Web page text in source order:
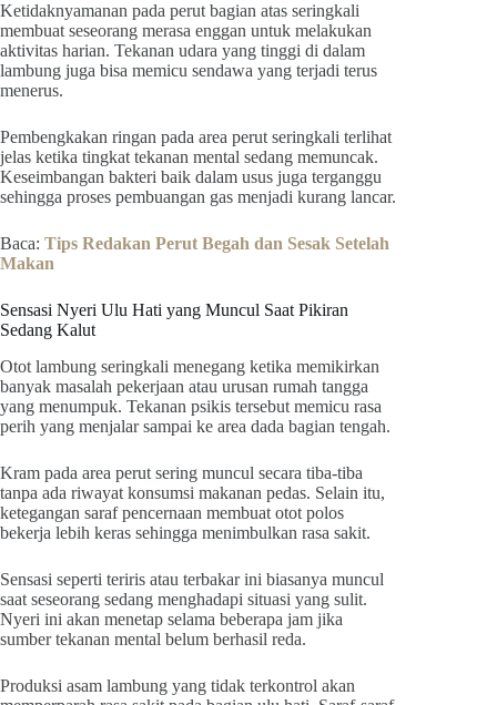
Ketidaknyamanan pada perut bagian atas seringkali
membuat seseorang merasa enggan untuk melakukan
aktivitas harian. Tekanan udara yang tinggi di dalam
lambung juga bisa memicu sendawa yang terjadi terus
menerus.
Pembengkakan ringan pada area perut seringkali terlihat
jelas ketika tingkat tekanan mental sedang memuncak.
Keseimbangan bakteri baik dalam usus juga terganggu
sehingga proses pembuangan gas menjadi kurang lancar.
Baca: Tips Redakan Perut Begah dan Sesak Setelah
Makan
Sensasi Nyeri Ulu Hati yang Muncul Saat Pikiran
Sedang Kalut
Otot lambung seringkali menegang ketika memikirkan
banyak masalah pekerjaan atau urusan rumah tangga
yang menumpuk. Tekanan psikis tersebut memicu rasa
perih yang menjalar sampai ke area dada bagian tengah.
Kram pada area perut sering muncul secara tiba-tiba
tanpa ada riwayat konsumsi makanan pedas. Selain itu,
ketegangan saraf pencernaan membuat otot polos
bekerja lebih keras sehingga menimbulkan rasa sakit.
Sensasi seperti teriris atau terbakar ini biasanya muncul
saat seseorang sedang menghadapi situasi yang sulit.
Nyeri ini akan menetap selama beberapa jam jika
sumber tekanan mental belum berhasil reda.
Produksi asam lambung yang tidak terkontrol akan